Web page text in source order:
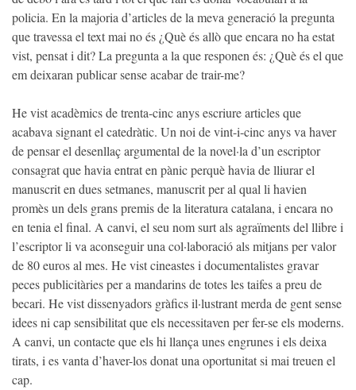
policia. En la majoria d’articles de la meva generació la pregunta
que travessa el text mai no és ¿Què és allò que encara no ha estat
vist, pensat i dit? La pregunta a la que responen és: ¿Què és el que
em deixaran publicar sense acabar de trair-me?
He vist acadèmics de trenta-cinc anys escriure articles que
acabava signant el catedràtic. Un noi de vint-i-cinc anys va haver
de pensar el desenllaç argumental de la novel·la d’un escriptor
consagrat que havia entrat en pànic perquè havia de lliurar el
manuscrit en dues setmanes, manuscrit per al qual li havien
promès un dels grans premis de la literatura catalana, i encara no
en tenia el final. A canvi, el seu nom surt als agraïments del llibre i
l’escriptor li va aconseguir una col·laboració als mitjans per valor
de 80 euros al mes. He vist cineastes i documentalistes gravar
peces publicitàries per a mandarins de totes les taifes a preu de
becari. He vist dissenyadors gràfics il·lustrant merda de gent sense
idees ni cap sensibilitat que els necessitaven per fer-se els moderns.
A canvi, un contacte que els hi llança unes engrunes i els deixa
tirats, i es vanta d’haver-los donat una oportunitat si mai treuen el
cap.